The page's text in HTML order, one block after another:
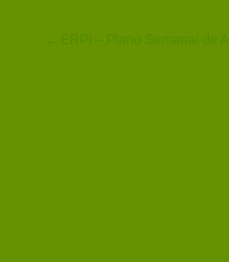
← ERPI – Plano Semanal de